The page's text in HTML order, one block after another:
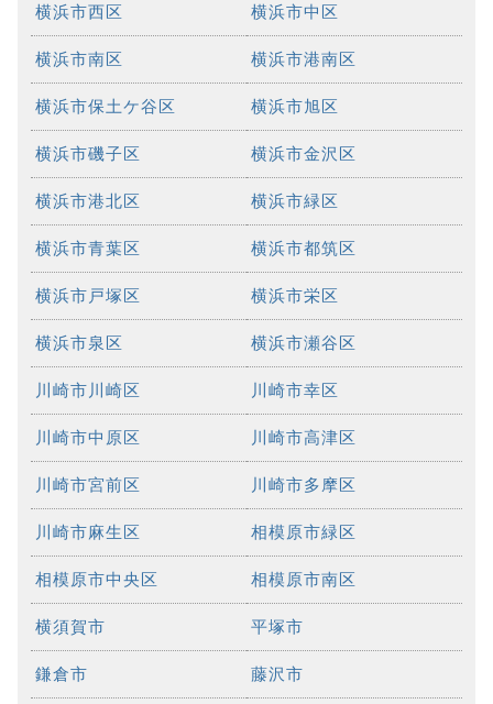
横浜市西区 横浜市中区
横浜市南区 横浜市港南区
横浜市保土ケ谷区 横浜市旭区
横浜市磯子区 横浜市金沢区
横浜市港北区 横浜市緑区
横浜市青葉区 横浜市都筑区
横浜市戸塚区 横浜市栄区
横浜市泉区 横浜市瀬谷区
川崎市川崎区 川崎市幸区
川崎市中原区 川崎市高津区
川崎市宮前区 川崎市多摩区
川崎市麻生区 相模原市緑区
相模原市中央区 相模原市南区
横須賀市 平塚市
鎌倉市 藤沢市